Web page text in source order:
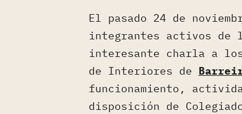
El pasado 24 de
integrantes activos de
interesante charla a los
de Interiores de
funcionamiento,
disposición de